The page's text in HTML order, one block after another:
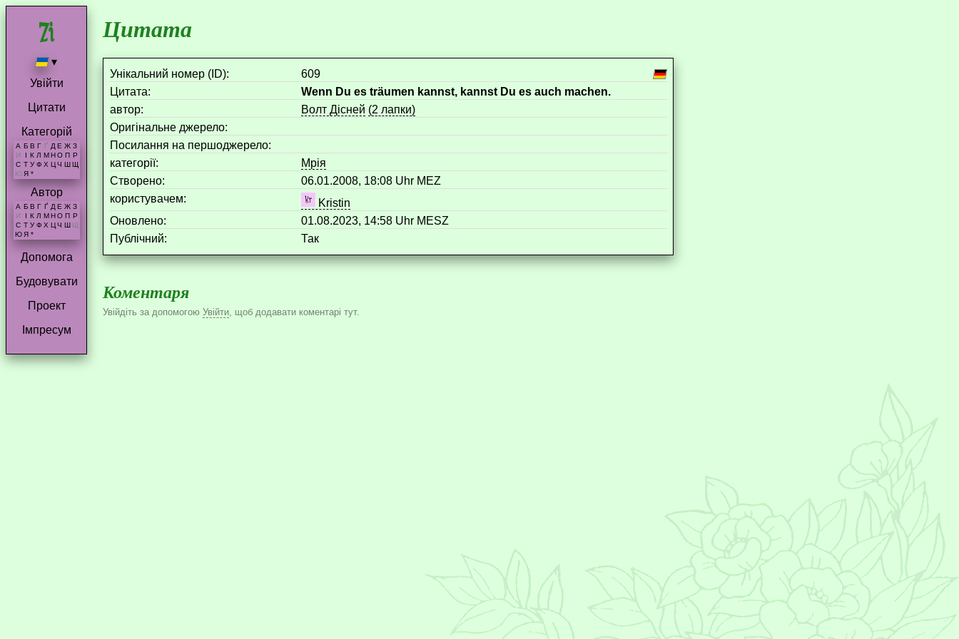
▾
Увійти
Цитати
Категорій
А Б В Г Ґ Д Е Ж З
И
І К Л М Н О П Р
С Т У Ф Х Ц Ч Ш Щ
Ю Я *
Автор
А Б В Г Ґ Д Е Ж З
И
К Л М Н О П Р
С Т У Ф Х Ц Ч Ш Щ
Ю Я *
Допомога
Будовувати
Проект
Імпресум
Цитата
Унікальний номер (ID):
609
Цитата:
Wenn Du es träumen kannst, kannst Du es auch machen.
aвтор:
Волт Дісней (2 лапки)
Оригінальне джерело:
Посилання на першоджерело:
категорії:
Мрія
Створено:
06.01.2008, 18:08 Uhr MEZ
користувачем:
Kristin
Оновлено:
01.08.2023, 14:58 Uhr MESZ
Публічний:
Так
Коментаря
Увійдіть за допомогою Увійти , щоб додавати коментарі тут.